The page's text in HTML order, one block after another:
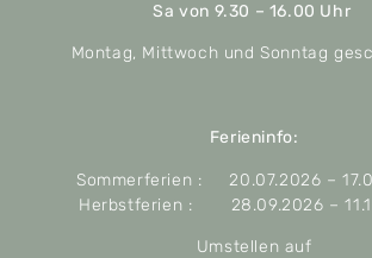
Sa von 9.30 – 16.00 Uhr
Montag, Mittwoch und Sonntag
Ferieninfo:
Sommerferien : 20.07.2026 –
Herbstferien : 28.09.2026 –
Umstellen auf